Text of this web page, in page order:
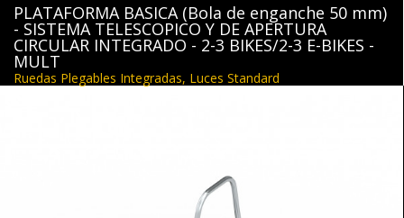
PLATAFORMA BASICA (Bola de enganche 50 mm)
- SISTEMA TELESCOPICO Y DE APERTURA
CIRCULAR INTEGRADO - 2-3 BIKES/2-3 E-BIKES -
MULT
Ruedas Plegables Integradas, Luces Standard